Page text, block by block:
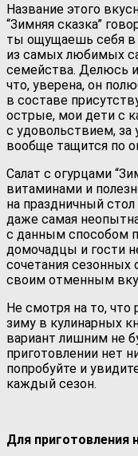
Название этого
“Зимняя сказка”
ты ощущаешь себя в
из самых любимых
семейства. Делюсь
что, уверена, он
в составе
острые, мои дети с
с удовольствием,
вообще тащится по
Салат с огурцами
витаминами и
на праздничный
даже самая
с данным способом
домочадцы и гости
сочетания сезонных
своим отменным
Не смотря на то, что
зиму в кулинарных
вариант лишним не
приготовлении нет
попробуйте и
каждый сезон.
Для приготовления